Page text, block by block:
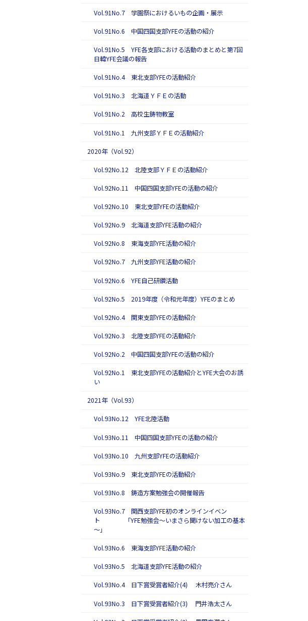
Vol.91No.7 学園祭におけるいもの企画・展示
Vol.91No.6 中国四国支部YFEの活動の紹介
Vol.91No.5 YFE各支部における活動のまとめと第7回
日韓YFE会議の報告
Vol.91No.4 東北支部YFEの活動紹介
Vol.91No.3 北海道ＹＦＥの活動
Vol.91No.2 高校生鋳物教室
Vol.91No.1 九州支部ＹＦＥの活動紹介
2020年（Vol.92）
Vol.92No.12 北陸支部ＹＦＥの活動紹介
Vol.92No.11 中国四国支部YFEの活動の紹介
Vol.92No.10 東北支部YFEの活動紹介
Vol.92No.9 北海道支部YFE活動の紹介
Vol.92No.8 東海支部YFE活動の紹介
Vol.92No.7 九州支部YFE活動の紹介
Vol.92No.6 YFE自己研鑽活動
Vol.92No.5 2019年度（令和元年度）YFEのまとめ
Vol.92No.4 関東支部YFEの活動紹介
Vol.92No.3 北陸支部YFEの活動紹介
Vol.92No.2 中国四国支部YFEの活動の紹介
Vol.92No.1 東北支部YFEの活動紹介とYFE大会のお誘
い
2021年（Vol.93）
Vol.93No.12 YFE北陸活動
Vol.93No.11 中国四国支部YFEの活動の紹介
Vol.93No.10 九州支部YFEの活動紹介
Vol.93No.9 東北支部YFEの活動紹介
Vol.93No.8 鋳造方案勉強会の開催報告
Vol.93No.7 関西支部YFE初のオンラインイベン
ト 「YFE勉強会～いまさら聞けない加工の基本
～」
Vol.93No.6 東海支部YFE活動の紹介
Vol.93No.5 北海道支部YFE活動の紹介
Vol.93No.4 日下賞受賞者紹介(4) 木村亮介さん
Vol.93No.3 日下賞受賞者紹介(3) 門井浩太さん